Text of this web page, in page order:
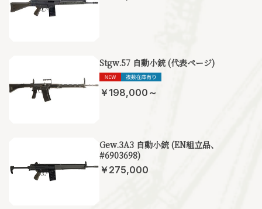
Stgw.57 自動小銃 (代表ページ)
￥198,000～
Gew.3A3 自動小銃 (EN組立品、
#6903698)
￥275,000